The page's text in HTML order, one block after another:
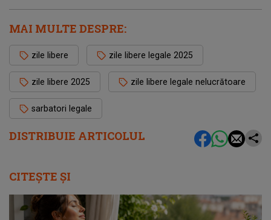
DISTRIBUIE ARTICOLUL
MAI MULTE DESPRE:
zile libere zile libere legale 2025
zile libere 2025 zile libere legale nelucrătoare
sarbatori legale
CITEȘTE ȘI